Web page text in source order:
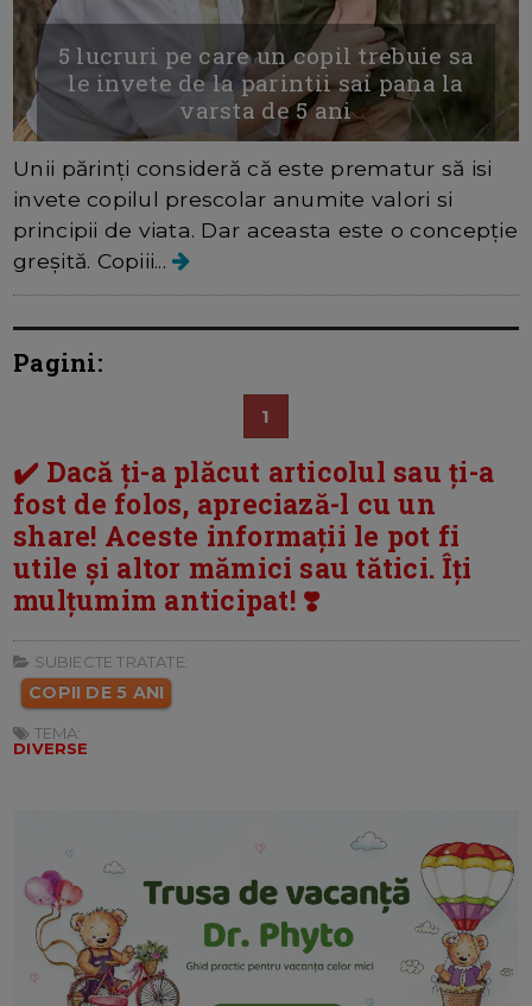
5 lucruri pe care un copil trebuie sa
le invete de la parintii sai pana la
varsta de 5 ani
Unii părinți consideră că este prematur să isi
invete copilul prescolar anumite valori si
principii de viata. Dar aceasta este o concepție
greșită. Copiii...
Pagini:
1
✔️ Dacă ți-a plăcut articolul sau ți-a
fost de folos, apreciază-l cu un
share! Aceste informații le pot fi
utile și altor mămici sau tătici. Îți
mulțumim anticipat! ❣️
SUBIECTE TRATATE:
COPII DE 5 ANI
TEMA:
DIVERSE